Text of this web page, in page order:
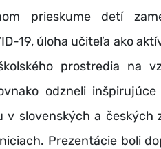
prieskume detí
19, úloha učiteľa ako
prostredia na
odzneli
v slovenských a českých
Prezentácie boli